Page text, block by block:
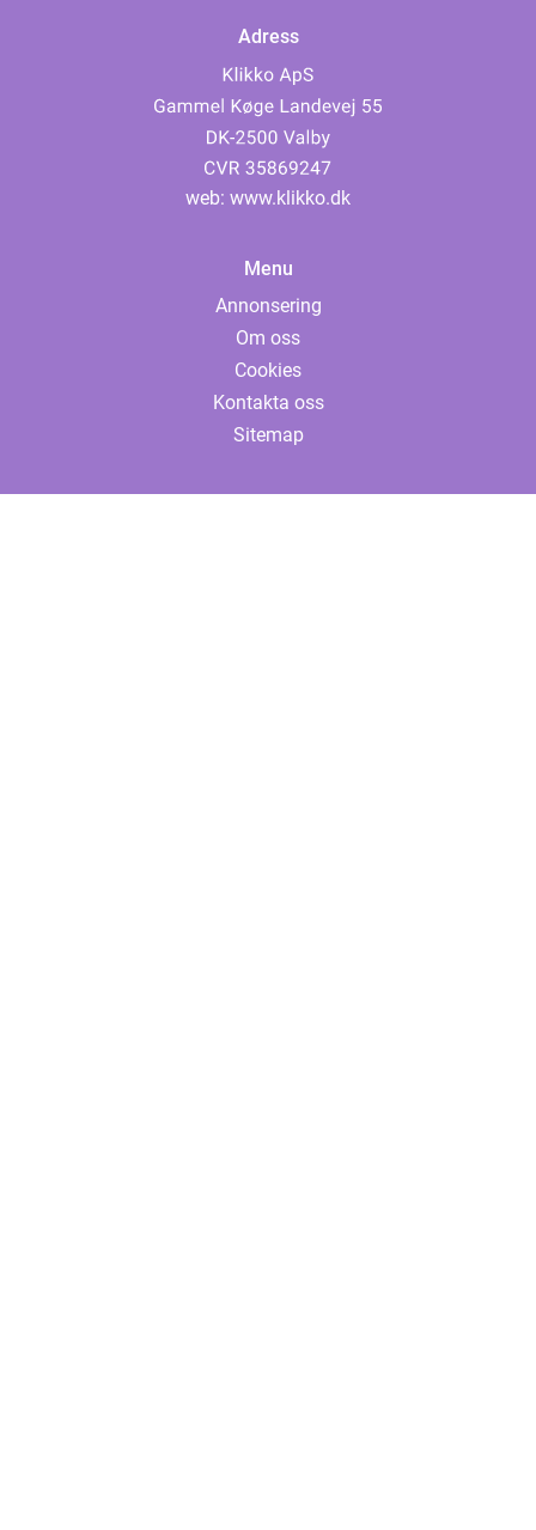
Adress
web: www.klikko.dk
Menu
Annonsering
Om oss
Cookies
Kontakta oss
Sitemap